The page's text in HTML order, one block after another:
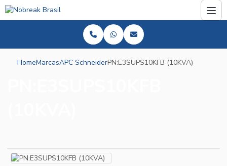
HomeMarcasAPC SchneiderPN:E3SUPS10KFB (10KVA)